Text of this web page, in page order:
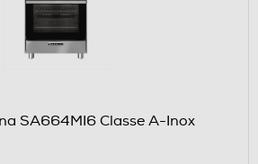
SA664MI6 Classe A-Inox